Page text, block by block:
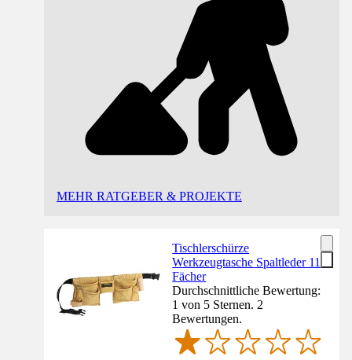
MEHR RATGEBER & PROJEKTE
Tischlerschürze
Werkzeugtasche Spaltleder 11
Fächer
Durchschnittliche Bewertung:
1 von 5 Sternen. 2
Bewertungen.